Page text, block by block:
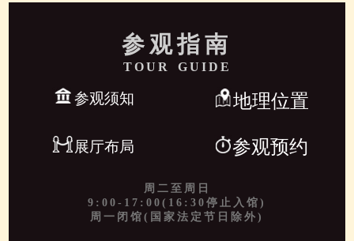
参观指南
TOUR GUIDE
参观须知 地理位置
展厅布局 参观预约
周二至周日
9:00-17:00(16:30停止入馆)
周一闭馆(国家法定节日除外)